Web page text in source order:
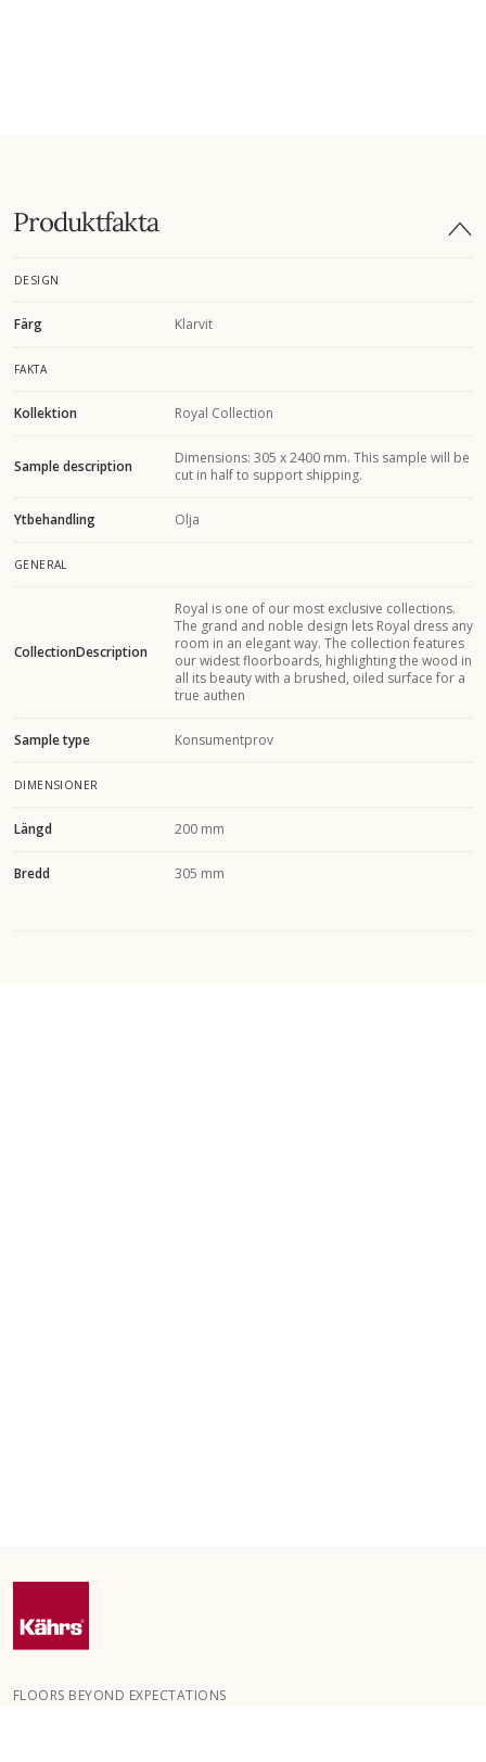
Produktfakta
DESIGN
Färg Klarvit
FAKTA
Kollektion Royal Collection
Sample description
Dimensions: 305 x 2400 mm. This sample will be
cut in half to support shipping.
Ytbehandling Olja
GENERAL
CollectionDescription
Royal is one of our most exclusive collections.
The grand and noble design lets Royal dress any
room in an elegant way. The collection features
our widest floorboards, highlighting the wood in
all its beauty with a brushed, oiled surface for a
true authen
Sample type Konsumentprov
DIMENSIONER
Längd 200 mm
Bredd 305 mm
FLOORS BEYOND EXPECTATIONS